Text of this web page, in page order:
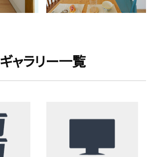
ギャラリー一覧